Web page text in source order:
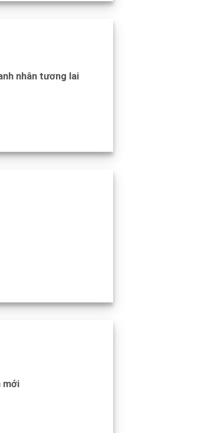
nhân tương lai
mới